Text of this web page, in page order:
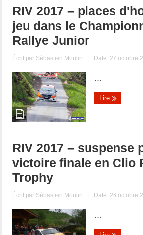
RIV 2017 – places
jeu dans le
Rallye Junior
Écrit par Sébastien Moulin | Date: 27 octobre
...
Lire
RIV 2017 – suspense
victoire finale en Clio
Trophy
Écrit par Sébastien Moulin | Date: 26 octobre
...